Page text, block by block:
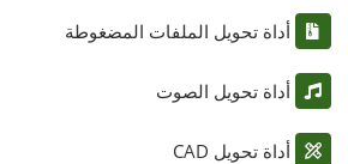
أداة تحويل الملفات المضغوطة
أداة تحويل الصوت
أداة تحويل CAD